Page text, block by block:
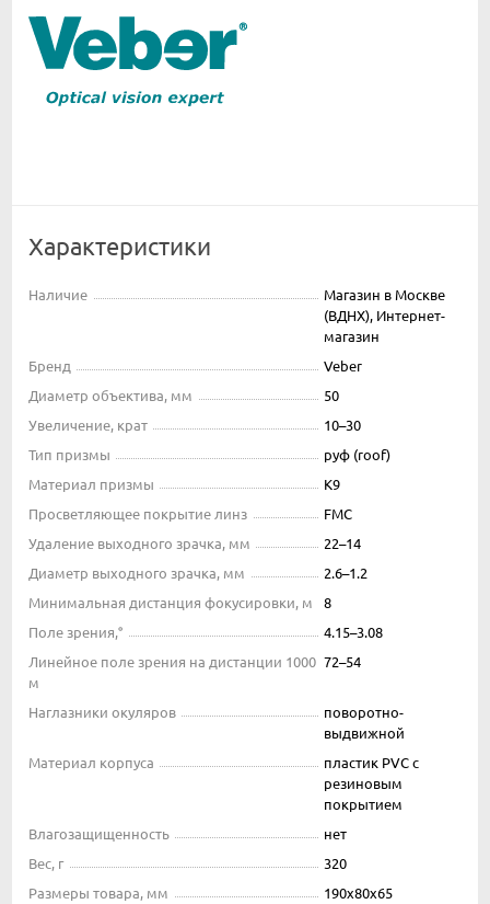
Характеристики
Наличие
Магазин в Москве
(ВДНХ), Интернет-
магазин
Бренд
Veber
Диаметр объектива, мм
50
Увеличение, крат
10–30
Тип призмы
руф (roof)
Материал призмы
K9
Просветляющее покрытие линз
FMC
Удаление выходного зрачка, мм
22–14
Диаметр выходного зрачка, мм
2.6–1.2
Минимальная дистанция фокусировки, м
8
Поле зрения,°
4.15–3.08
Линейное поле зрения на дистанции 1000
м
72–54
Наглазники окуляров
поворотно-
выдвижной
Материал корпуса
пластик PVC с
резиновым
покрытием
Влагозащищенность
нет
Вес, г
320
Размеры товара, мм
190х80х65